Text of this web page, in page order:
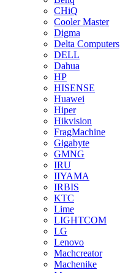
CHiQ
Cooler Master
Digma
Delta Computers
DELL
Dahua
HP
HISENSE
Huawei
Hiper
Hikvision
FragMachine
Gigabyte
GMNG
IRU
IIYAMA
IRBIS
KTC
Lime
LIGHTCOM
LG
Lenovo
Machcreator
Machenike